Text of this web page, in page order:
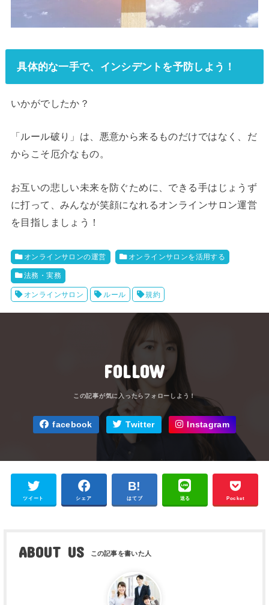
具体的な一手で、インシデントを予防しよう！
いかがでしたか？
「ルール破り」は、悪意から来るものだけではなく、だ
からこそ厄介なもの。
お互いの悲しい未来を防ぐために、できる手はじょうず
に打って、みんなが笑顔になれるオンラインサロン運営
を目指しましょう！
オンラインサロンの運営 オンラインサロンを活用する
法務・実務
オンラインサロン ルール 規約
FOLLOW
facebook Twitter Instagram
ツイート シェア はてブ 送る Pocket
ABOUT US